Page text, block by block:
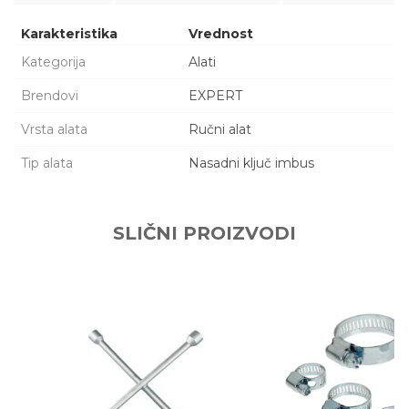
Karakteristika
Vrednost
Kategorija
Alati
Brendovi EXPERT
Vrsta alata Ručni alat
Tip alata Nasadni ključ imbus
SLIČNI PROIZVODI